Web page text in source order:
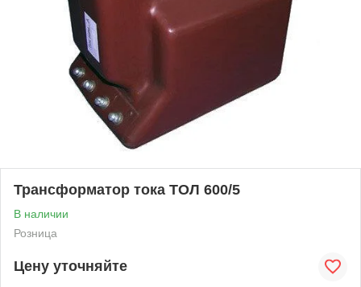
Трансформатор тока ТОЛ 600/5
В наличии
Розница
Цену уточняйте